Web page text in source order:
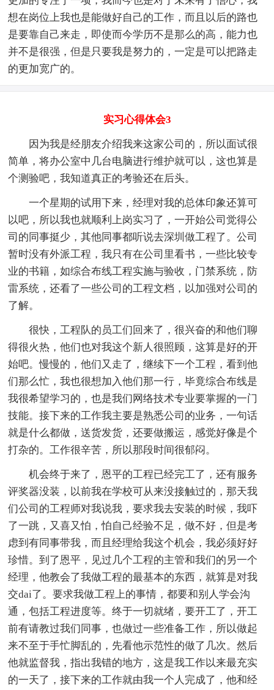
想在岗位上我也是能做好自己的工作，而且以后的路也
是要靠自己来走，即使而今学历不是那么的高，能力也
并不是很强，但是只要我是努力的，一定是可以把路走
的更加宽广的。
实习心得体会3
因为我是经朋友介绍我来这家公司的，所以面试很
简单，将办公室中几台电脑进行维护就可以，这也算是
个测验吧，我知道真正的考验还在后头。
一个星期的试用下来，经理对我的总体印象还算可
以吧，所以我也就顺利上岗实习了，一开始公司觉得公
司的同事挺少，其他同事都听说去深圳做工程了。公司
暂时没有外派工程，我只有在公司里看书，一些比较专
业的书籍，如综合布线工程实施与验收，门禁系统，防
雷系统，还看了一些公司的工程文档，以加强对公司的
了解。
很快，工程队的员工们回来了，很兴奋的和他们聊
得很火热，他们也对我这个新人很照顾，这算是好的开
始吧。慢慢的，他们又走了，继续下一个工程，看到他
们那么忙，我也很想加入他们那一行，毕竟综合布线是
我很希望学习的，也是我们网络技术专业要掌握的一门
技能。接下来的工作我主要是熟悉公司的业务，一句话
就是什么都做，送货发货，还要做搬运，感觉好像是个
打杂的。工作很辛苦，所以那段时间很郁闷。
机会终于来了，恩平的工程已经完工了，还有服务
评奖器没装，以前我在学校可从来没接触过的，那天我
们公司的工程师对我说我，要求我去安装的时候，我吓
了一跳，又喜又怕，怕自己经验不足，做不好，但是考
虑到有同事带我，而且经理给我这个机会，我必须好好
珍惜。到了恩平，见过几个工程的主管和我们的另一个
经理，他教会了我做工程的最基本的东西，就算是对我
交dai了。要求我做工程上的事情，都要和别人学会沟
通，包括工程进度等。终于一切就绪，要开工了，开工
前有请教过我们同事，也做过一些准备工作，所以做起
来不至于手忙脚乱的，先看他示范性的做了几次。然后
他就监督我，指出我错的地方，这是我工作以来最充实
的一天了，接下来的工作就由我一个人完成了，他和经